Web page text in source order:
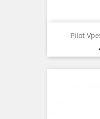
Pilot